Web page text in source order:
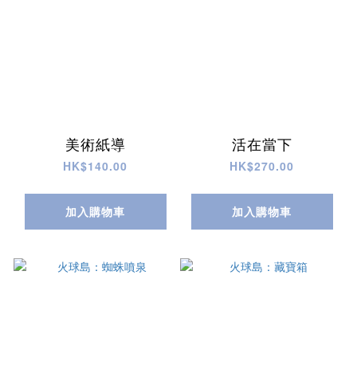
美術紙導
HK$140.00
加入購物車
活在當下
HK$270.00
加入購物車